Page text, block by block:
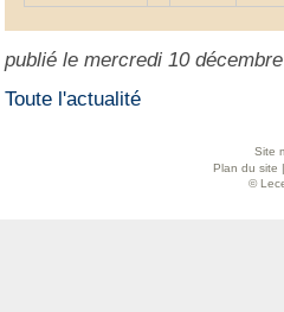
publié le mercredi 10
Toute l'actualité
Site
Plan du site
©